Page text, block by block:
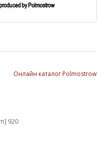
Онлайн каталог Polmostrow
920